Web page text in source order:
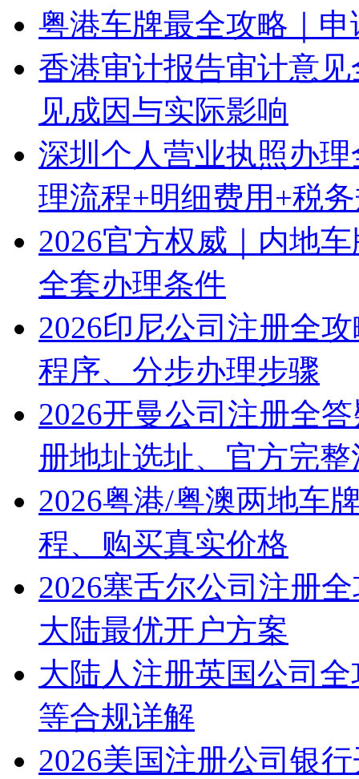
粤港车牌最全攻略｜
香港审计报告审计意
见成因与实际影响
深圳个人营业执照办
理流程+明细费用+税
2026官方权威｜内地
全套办理条件
2026印尼公司注册全
程序、分步办理步骤
2026开曼公司注册全
册地址选址、官方完
2026粤港/粤澳两地车
程、购买真实价格
2026塞舌尔公司注册
大陆最优开户方案
大陆人注册英国公司
等合规详解
2026美国注册公司银